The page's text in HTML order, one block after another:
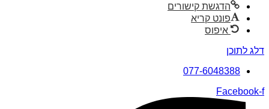
הדגשת קישורים
פונט קריא
איפוס
דלג לתוכן
077-6048388
Facebook-f